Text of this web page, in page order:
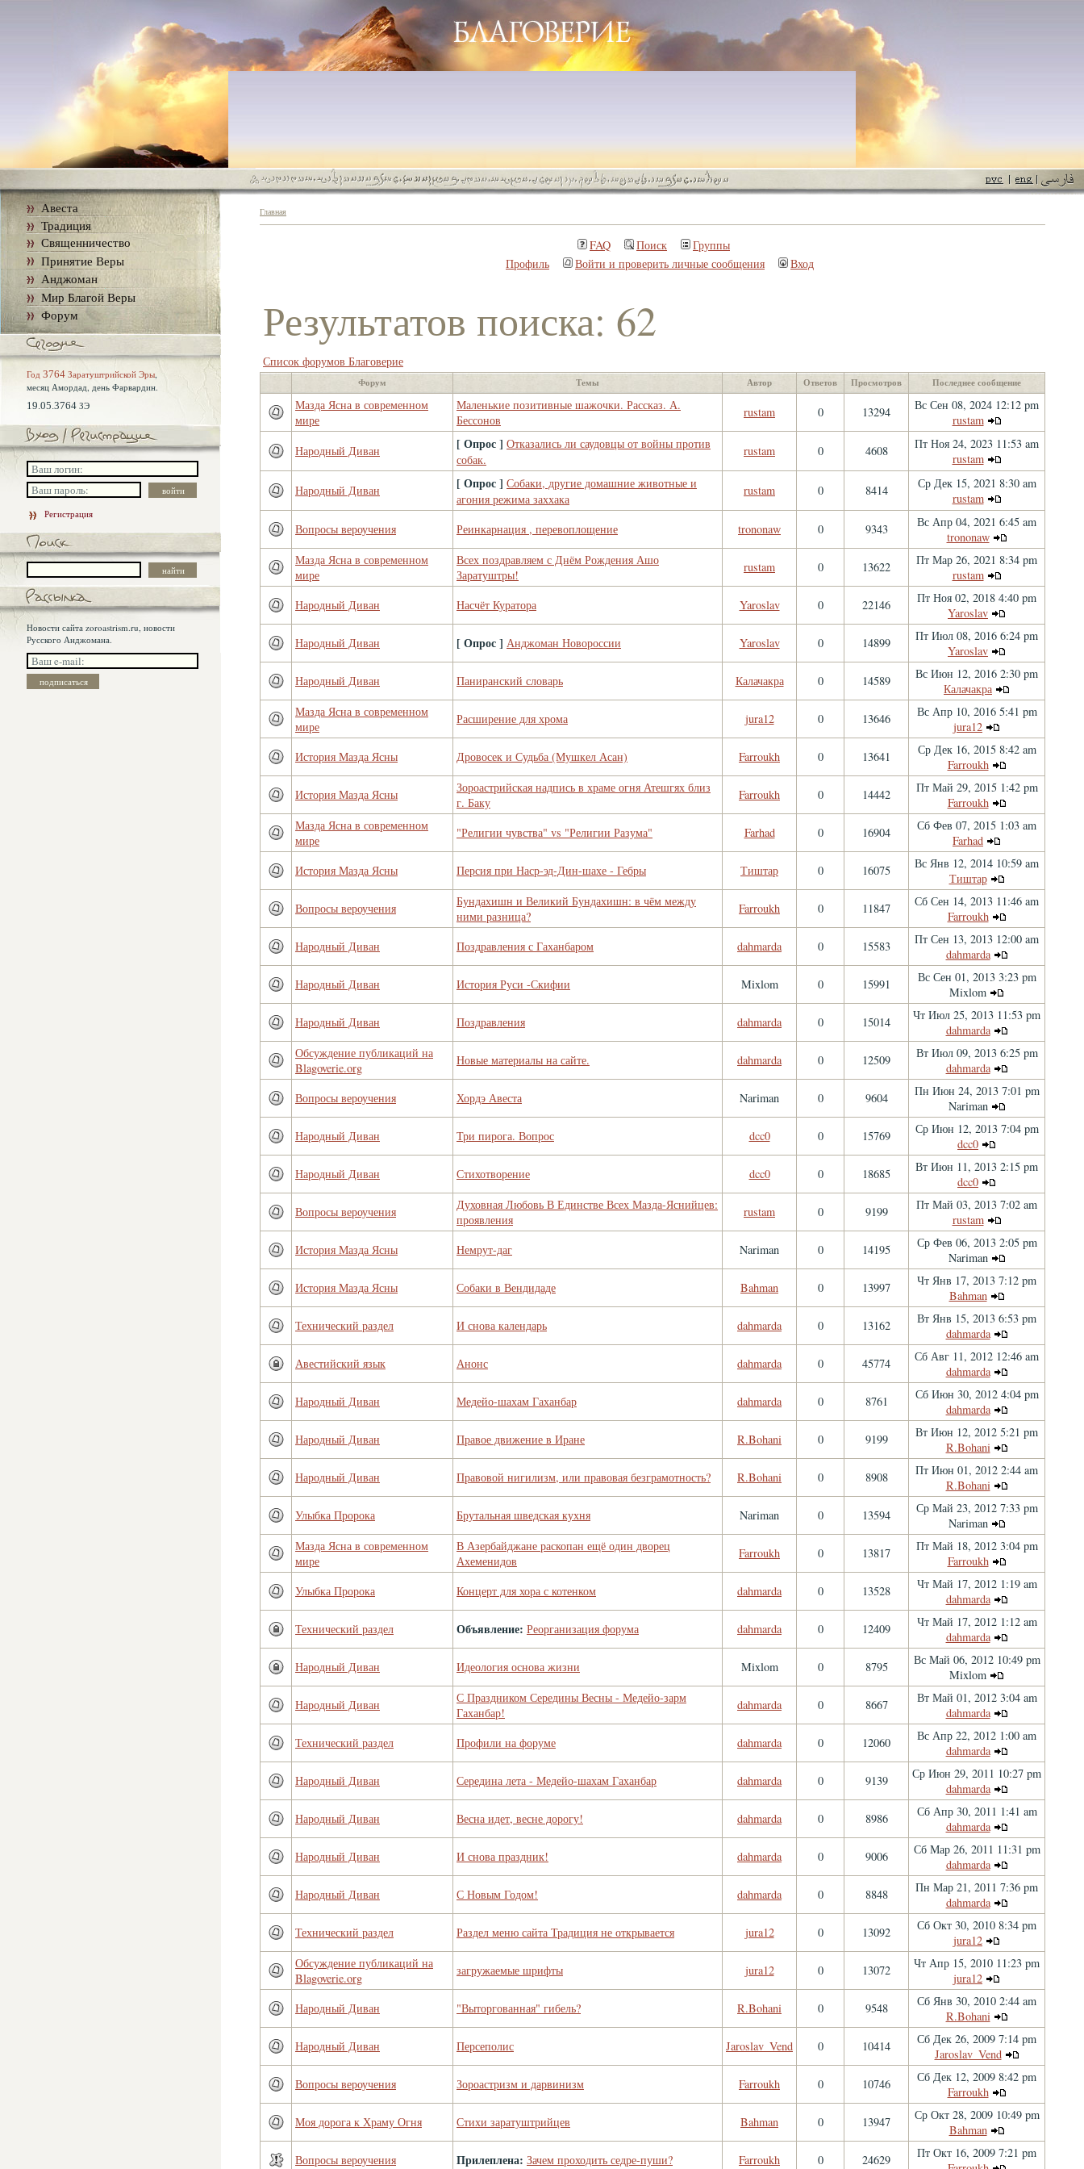
Авеста
Традиция
Священничество
Принятие Веры
Анджоман
Мир Благой Веры
Форум
Год 3764 Заратуштрийской Эры,
месяц Амордад, день Фарвардин.
19.05.3764 ЗЭ
Регистрация
Новости сайта zoroastrism.ru, новости
Русского Анджомана.
Главная
FAQ Поиск
Группы
Профиль
Войти и проверить личные сообщения Вход
Результатов поиска: 62
Список форумов Благоверие
Форум Темы Автор Ответов Просмотров Последнее сообщение
Мазда Ясна в современном
мире
Маленькие позитивные шажочки. Рассказ. А.
Бессонов
rustam 0 13294
Вс Сен 08, 2024 12:12 pm
rustam
Народный Диван
[ Опрос ] Отказались ли саудовцы от войны против
собак.
rustam 0 4608
Пт Ноя 24, 2023 11:53 am
rustam
Народный Диван [ Опрос ] Собаки, другие домашние животные и
агония режима заххака
rustam 0 8414
Ср Дек 15, 2021 8:30 am
rustam
Вопросы вероучения
Реинкарнация , перевоплощение trononaw 0 9343
Вс Апр 04, 2021 6:45 am
trononaw
Мазда Ясна в современном
мире
Всех поздравляем с Днём Рождения Ашо
Заратуштры!
rustam 0 13622
Пт Мар 26, 2021 8:34 pm
rustam
Народный Диван
Насчёт Куратора Yaroslav 0 22146
Пт Ноя 02, 2018 4:40 pm
Yaroslav
Народный Диван
[ Опрос ] Анджоман Новороссии Yaroslav 0 14899
Пт Июл 08, 2016 6:24 pm
Yaroslav
Народный Диван
Паниранский словарь Калачакра 0 14589
Вс Июн 12, 2016 2:30 pm
Калачакра
Мазда Ясна в современном
мире
Расширение для хрома jura12 0 13646
Вс Апр 10, 2016 5:41 pm
jura12
История Мазда Ясны
Дровосек и Судьба (Мушкел Асан) Farroukh 0 13641
Ср Дек 16, 2015 8:42 am
Farroukh
История Мазда Ясны
Зороастрийская надпись в храме огня Атешгях близ
г. Баку
Farroukh 0 14442
Пт Май 29, 2015 1:42 pm
Farroukh
Мазда Ясна в современном
мире
"Религии чувства" vs "Религии Разума" Farhad 0 16904
Сб Фев 07, 2015 1:03 am
Farhad
История Мазда Ясны
Персия при Наср-эд-Дин-шахе - Гебры Тиштар 0 16075
Вс Янв 12, 2014 10:59 am
Тиштар
Вопросы вероучения
Бундахишн и Великий Бундахишн: в чём между
ними разница?
Farroukh 0 11847
Сб Сен 14, 2013 11:46 am
Farroukh
Народный Диван
Поздравления с Гаханбаром dahmarda 0 15583
Пт Сен 13, 2013 12:00 am
dahmarda
Народный Диван
История Руси -Скифии Mixlom 0 15991
Вс Сен 01, 2013 3:23 pm
Mixlom
Народный Диван
Поздравления dahmarda 0 15014
Чт Июл 25, 2013 11:53 pm
dahmarda
Обсуждение публикаций на
Blagoverie.org
Новые материалы на сайте. dahmarda 0 12509
Вт Июл 09, 2013 6:25 pm
dahmarda
Вопросы вероучения
Хордэ Авеста Nariman 0 9604
Пн Июн 24, 2013 7:01 pm
Nariman
Народный Диван
Три пирога. Вопрос dcc0 0 15769
Ср Июн 12, 2013 7:04 pm
dcc0
Народный Диван
Стихотворение dcc0 0 18685
Вт Июн 11, 2013 2:15 pm
dcc0
Вопросы вероучения
Духовная Любовь В Единстве Всех Мазда-Яснийцев:
проявления
rustam 0 9199
Пт Май 03, 2013 7:02 am
rustam
История Мазда Ясны
Немрут-даг Nariman 0 14195
Ср Фев 06, 2013 2:05 pm
Nariman
История Мазда Ясны
Собаки в Вендидаде Bahman 0 13997
Чт Янв 17, 2013 7:12 pm
Bahman
Технический раздел
И снова календарь dahmarda 0 13162
Вт Янв 15, 2013 6:53 pm
dahmarda
Авестийский язык
Анонс dahmarda 0 45774
Сб Авг 11, 2012 12:46 am
dahmarda
Народный Диван
Медейо-шахам Гаханбар dahmarda 0 8761
Сб Июн 30, 2012 4:04 pm
dahmarda
Народный Диван
Правое движение в Иране R.Bohani 0 9199
Вт Июн 12, 2012 5:21 pm
R.Bohani
Народный Диван
Правовой нигилизм, или правовая безграмотность? R.Bohani 0 8908
Пт Июн 01, 2012 2:44 am
R.Bohani
Улыбка Пророка
Брутальная шведская кухня Nariman 0 13594
Ср Май 23, 2012 7:33 pm
Nariman
Мазда Ясна в современном
мире
В Азербайджане раскопан ещё один дворец
Ахеменидов
Farroukh 0 13817
Пт Май 18, 2012 3:04 pm
Farroukh
Улыбка Пророка
Концерт для хора с котенком dahmarda 0 13528
Чт Май 17, 2012 1:19 am
dahmarda
Технический раздел
Объявление: Реорганизация форума dahmarda 0 12409
Чт Май 17, 2012 1:12 am
dahmarda
Народный Диван
Идеология основа жизни Mixlom 0 8795
Вс Май 06, 2012 10:49 pm
Mixlom
Народный Диван
С Праздником Середины Весны - Медейо-зарм
Гаханбар!
dahmarda 0 8667
Вт Май 01, 2012 3:04 am
dahmarda
Технический раздел
Профили на форуме dahmarda 0 12060
Вс Апр 22, 2012 1:00 am
dahmarda
Народный Диван
Середина лета - Медейо-шахам Гаханбар dahmarda 0 9139
Ср Июн 29, 2011 10:27 pm
dahmarda
Народный Диван
Весна идет, весне дорогу! dahmarda 0 8986
Сб Апр 30, 2011 1:41 am
dahmarda
Народный Диван
И снова праздник! dahmarda 0 9006
Сб Мар 26, 2011 11:31 pm
dahmarda
Народный Диван
С Новым Годом! dahmarda 0 8848
Пн Мар 21, 2011 7:36 pm
dahmarda
Технический раздел
Раздел меню сайта Традиция не открывается jura12 0 13092
Сб Окт 30, 2010 8:34 pm
jura12
Обсуждение публикаций на
Blagoverie.org
загружаемые шрифты jura12 0 13072
Чт Апр 15, 2010 11:23 pm
jura12
Народный Диван
"Выторгованная" гибель? R.Bohani 0 9548
Сб Янв 30, 2010 2:44 am
R.Bohani
Народный Диван
Персеполис Jaroslav_Vend 0 10414
Сб Дек 26, 2009 7:14 pm
Jaroslav_Vend
Вопросы вероучения
Зороастризм и дарвинизм Farroukh 0 10746
Сб Дек 12, 2009 8:42 pm
Farroukh
Моя дорога к Храму Огня
Стихи заратуштрийцев Bahman 0 13947
Ср Окт 28, 2009 10:49 pm
Bahman
Вопросы вероучения
Прилеплена: Зачем проходить седре-пуши? Farroukh 0 24629
Пт Окт 16, 2009 7:21 pm